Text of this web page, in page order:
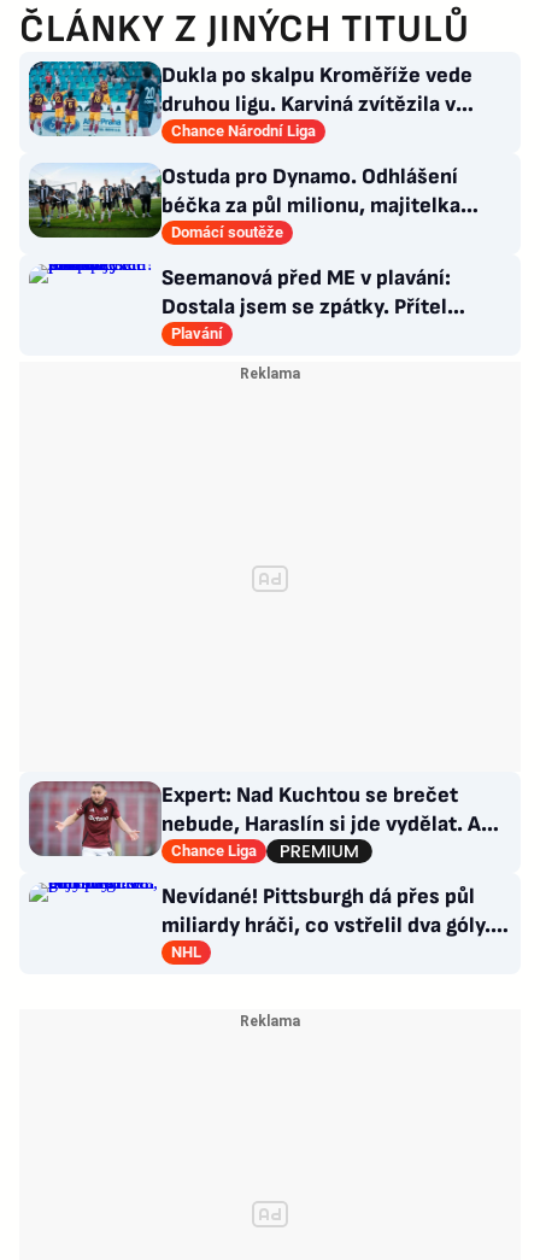
ČLÁNKY Z JINÝCH TITULŮ
Dukla po skalpu Kroměříže vede
druhou ligu. Karviná zvítězila v
Prostějově, remíza Ústí
Chance Národní Liga
Ostuda pro Dynamo. Odhlášení
béčka za půl milionu, majitelka
odmítla nabídku kraje
Domácí soutěže
Seemanová před ME v plavání:
Dostala jsem se zpátky. Přítel
Choupenitch? Motivuje mě
Plavání
Expert: Nad Kuchtou se brečet
nebude, Haraslín si jde vydělat. A
ambice na titul? Až za rok
Chance Liga
Nevídané! Pittsburgh dá přes půl
miliardy hráči, co vstřelil dva góly.
GM se hájí
NHL